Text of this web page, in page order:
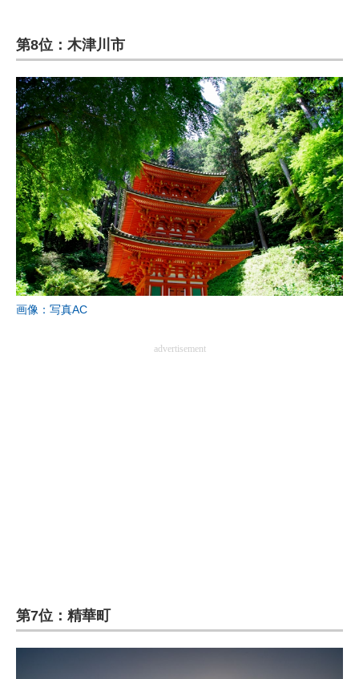
第8位：木津川市
画像：写真AC
advertisement
第7位：精華町